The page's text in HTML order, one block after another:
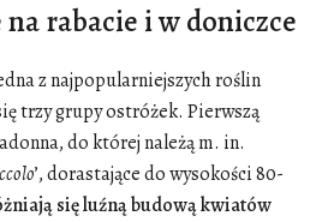
rabacie i w doniczce
z najpopularniejszych roślin
trzy grupy ostróżek. Pierwszą
do której należą m. in.
’, dorastające do wysokości 80-
się luźną budową kwiatów